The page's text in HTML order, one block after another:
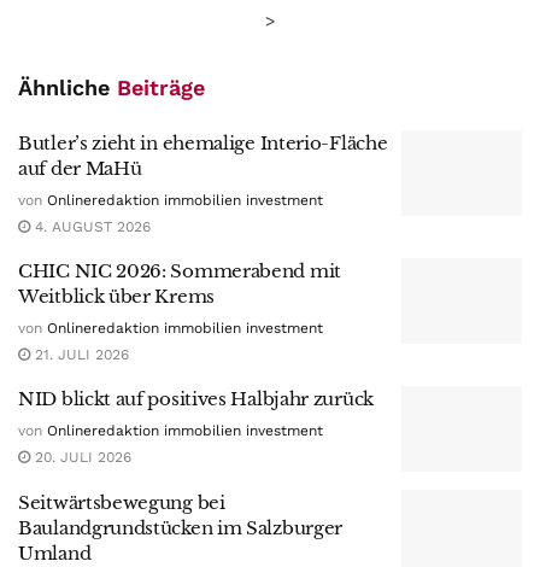
>
Ähnliche Beiträge
Butler’s zieht in ehemalige Interio-Fläche
auf der MaHü
von Onlineredaktion immobilien investment
4. AUGUST 2026
CHIC NIC 2026: Sommerabend mit
Weitblick über Krems
von Onlineredaktion immobilien investment
21. JULI 2026
NID blickt auf positives Halbjahr zurück
von Onlineredaktion immobilien investment
20. JULI 2026
Seitwärtsbewegung bei
Baulandgrundstücken im Salzburger
Umland